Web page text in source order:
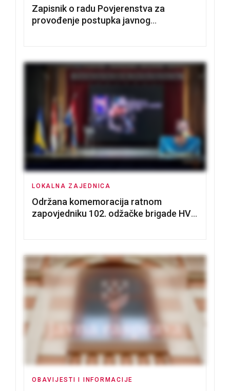
Zapisnik o radu Povjerenstva za
provođenje postupka javnog
LOKALNA ZAJEDNICA
Održana komemoracija ratnom
zapovjedniku 102. odžačke brigade HVO
OBAVIJESTI I INFORMACIJE